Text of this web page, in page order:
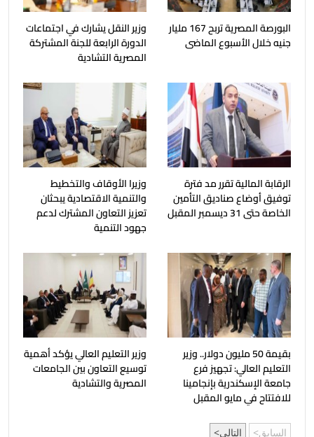
البورصة المصرية تربح 167 مليار
جنيه خلال الأسبوع الماضى
وزير النقل يشارك في اجتماعات
الدورة الرابعة للجنة المشتركة
المصرية التشادية
الرقابة المالية تقرر مد فترة
توفيق أوضاع صناديق التأمين
الخاصة حتى 31 ديسمبر المقبل
وزيرا الأوقاف والتخطيط
والتنمية الاقتصادية يبحثان
تعزيز التعاون المشترك لدعم
جهود التنمية
بقيمة 50 مليون دولار.. وزير
التعليم العالي: تجهيز فرع
جامعة الإسكندرية بإنجامينا
للافتتاح في مايو المقبل
وزير التعليم العالي يؤكد أهمية
توسيع التعاون بين الجامعات
المصرية والتشادية
السابق التالي